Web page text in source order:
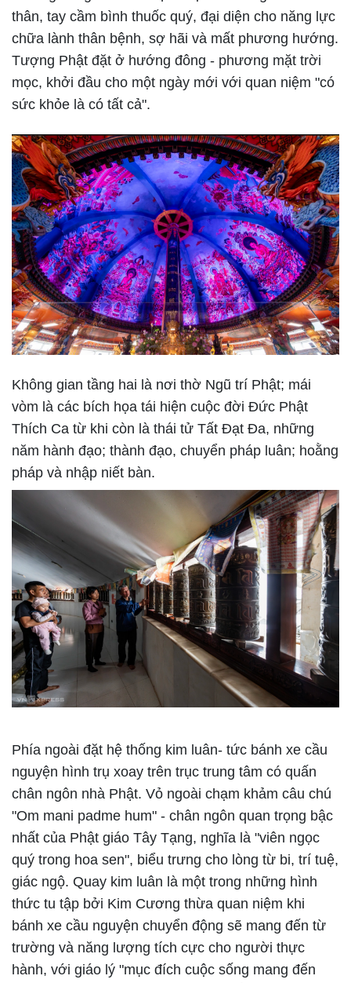
thân, tay cầm bình thuốc quý, đại diện cho năng lực
chữa lành thân bệnh, sợ hãi và mất phương hướng.
Tượng Phật đặt ở hướng đông - phương mặt trời
mọc, khởi đầu cho một ngày mới với quan niệm "có
sức khỏe là có tất cả".
Không gian tầng hai là nơi thờ Ngũ trí Phật; mái
vòm là các bích họa tái hiện cuộc đời Đức Phật
Thích Ca từ khi còn là thái tử Tất Đạt Đa, những
năm hành đạo; thành đạo, chuyển pháp luân; hoằng
pháp và nhập niết bàn.
Phía ngoài đặt hệ thống kim luân- tức bánh xe cầu
nguyện hình trụ xoay trên trục trung tâm có quấn
chân ngôn nhà Phật. Vỏ ngoài chạm khảm câu chú
"Om mani padme hum" - chân ngôn quan trọng bậc
nhất của Phật giáo Tây Tạng, nghĩa là "viên ngọc
quý trong hoa sen", biểu trưng cho lòng từ bi, trí tuệ,
giác ngộ. Quay kim luân là một trong những hình
thức tu tập bởi Kim Cương thừa quan niệm khi
bánh xe cầu nguyện chuyển động sẽ mang đến từ
trường và năng lượng tích cực cho người thực
hành, với giáo lý "mục đích cuộc sống mang đến